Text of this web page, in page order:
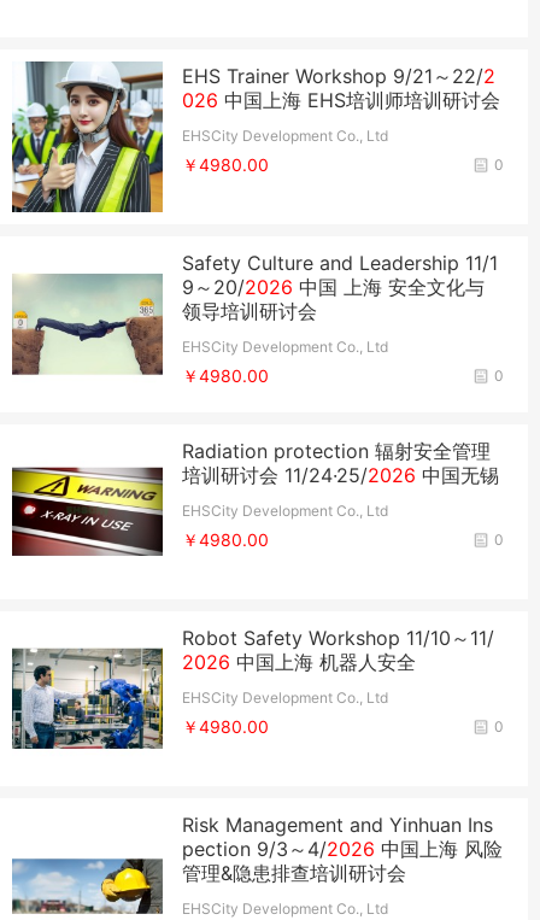
EHS Trainer Workshop 9/21～22/2
026 中国上海 EHS培训师培训研讨会
EHSCity Development Co., Ltd
0
￥4980.00
Safety Culture and Leadership 11/1
9～20/2026 中国 上海 安全文化与
领导培训研讨会
EHSCity Development Co., Ltd
0
￥4980.00
Radiation protection 辐射安全管理
培训研讨会 11/24·25/2026 中国无锡
EHSCity Development Co., Ltd
0
￥4980.00
Robot Safety Workshop 11/10～11/
2026 中国上海 机器人安全
EHSCity Development Co., Ltd
0
￥4980.00
Risk Management and Yinhuan Ins
pection 9/3～4/2026 中国上海 风险
管理&隐患排查培训研讨会
EHSCity Development Co., Ltd